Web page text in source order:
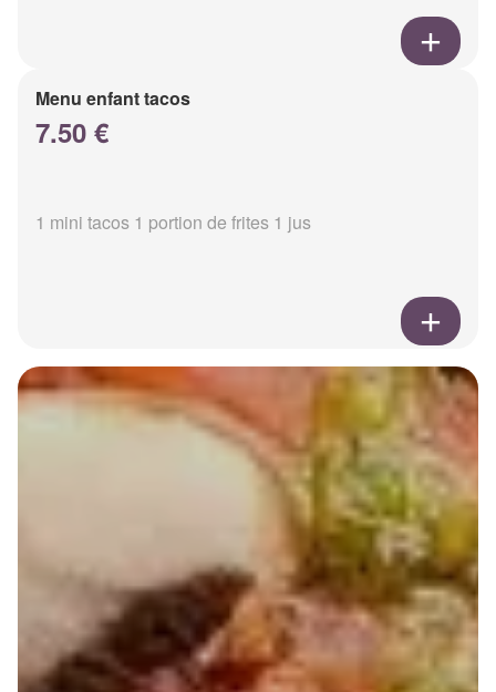
Menu enfant tacos
7.50 €
1 mini tacos 1 portion de frites 1 jus